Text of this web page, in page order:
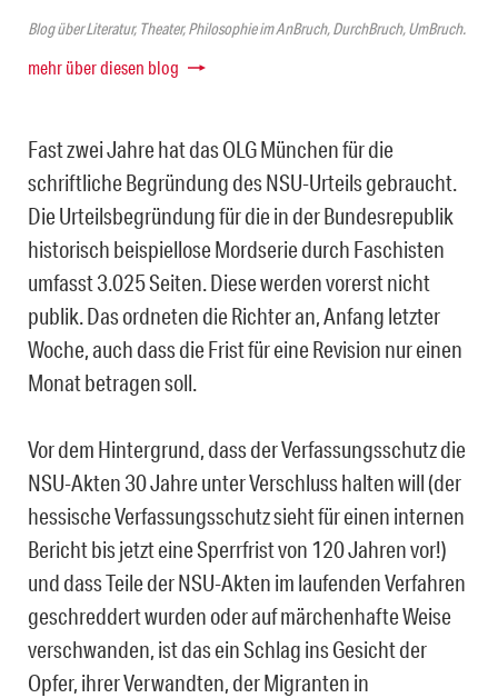
Blog über Literatur, Theater, Philosophie im AnBruch, DurchBruch, UmBruch.
mehr über diesen blog
Fast zwei Jahre hat das OLG München für die
schriftliche Begründung des NSU-Urteils gebraucht.
Die Urteilsbegründung für die in der Bundesrepublik
historisch beispiellose Mordserie durch Faschisten
umfasst 3.025 Seiten. Diese werden vorerst nicht
publik. Das ordneten die Richter an, Anfang letzter
Woche, auch dass die Frist für eine Revision nur einen
Monat betragen soll.
Vor dem Hintergrund, dass der Verfassungsschutz die
NSU-Akten 30 Jahre unter Verschluss halten will (der
hessische Verfassungsschutz sieht für einen internen
Bericht bis jetzt eine Sperrfrist von 120 Jahren vor!)
und dass Teile derNSU-Akten im laufenden Verfahren
geschreddert wurden oder auf märchenhafte Weise
verschwanden, ist das ein Schlag ins Gesicht der
Opfer, ihrer Verwandten, der Migranten in